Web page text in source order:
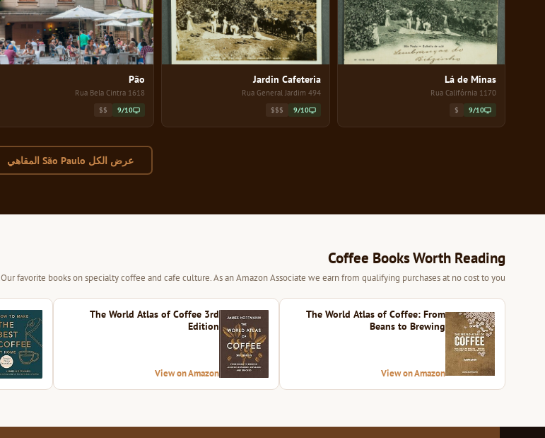
Lá de Minas
1170 Rua Califórnia
9/10
$
Jardin Cafeteria
494 Rua General Jardim
9/10
$$$
Pão
1618 Rua Bela Cintra
9/10
$$
عرض الكل São Paulo المقاهي
Coffee Books Worth Reading
Our favorite books on specialty coffee and cafe culture. As an Amazon Associate we earn from qualifying purchases at no cost to you.
The World Atlas of Coffee: From
Beans to Brewing
View on Amazon
The World Atlas of Coffee 3rd
Edition
View on Amazon